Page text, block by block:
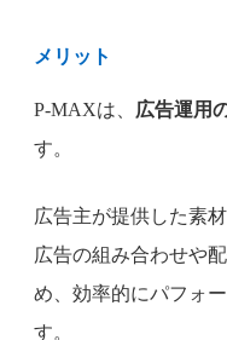
メリット
P-MAXは、 広告運用
す。
広告主が提供した素
広告の組み合わせや
め、効率的にパフォ
す。